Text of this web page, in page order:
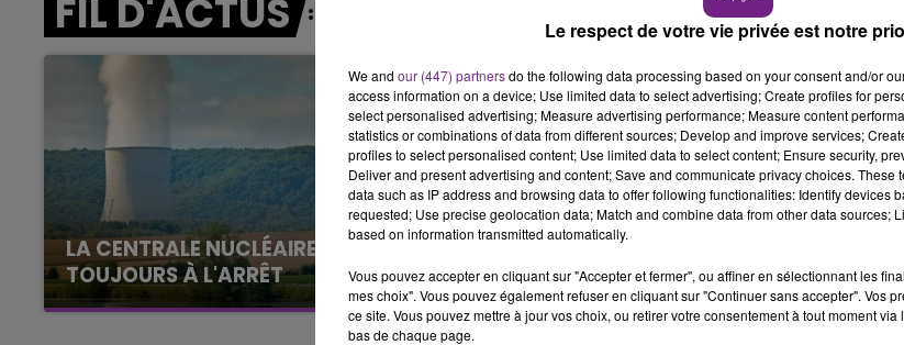
BEST OF LE WEEK-END CHAMPAGNE FM
FIL D'ACTUS
LA CENTRALE NUCLÉAIRE DE CHOOZ
TOUJOURS À L'ARRÊT
Cela fait déjà une semaine que la centrale
nucléaire ardennaise est à l'arrêt. Une situation
LE MAGASIN JOUÉCLUB DE REIMS
SES PORTES
C'était l'une des institutions du centre-
rémois. Le magasin JouéClub est
Le respect de votre vie privée est notre
We and our (447) partnersdo the following data processing based on your consent and/or
access information on a device; Use limited data to select advertising; Create profiles for
select personalised advertising; Measure advertising performance; Measure content
statistics or combinations of data from different sources; Develop and improve services;
profiles to select personalised content; Use limited data to select content; Ensure security,
Deliver and present advertising and content; Save and communicate privacy choices. These
data such as IP address and browsing data to offer following functionalities: Identify devices
requested; Use precise geolocation data; Match and combine data from other data sources;
based on information transmitted automatically.
Vous pouvez accepter en cliquant sur "Accepter et fermer", ou affiner en sélectionnant les
mes choix". Vous pouvez également refuser en cliquant sur "Continuer sans accepter". Vos
ce site. Vous pouvez mettre à jour vos choix, ou retirer votre consentement à tout moment
bas de chaque page.